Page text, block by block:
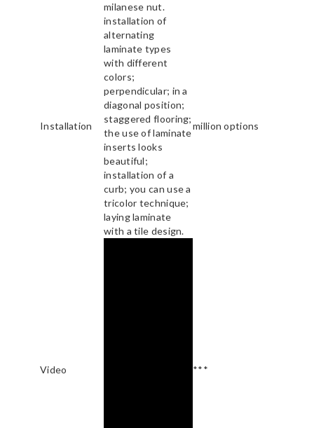
milanese nut.
Installation
installation of
alternating
laminate types
with different
colors;
perpendicular; in a
diagonal position;
staggered flooring;
the use of laminate
inserts looks
beautiful;
installation of a
curb; you can use a
tricolor technique;
laying laminate
with a tile design.
million options
Video ***